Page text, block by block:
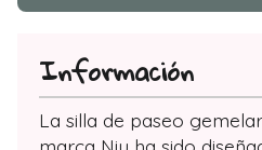
Información
La silla de paseo